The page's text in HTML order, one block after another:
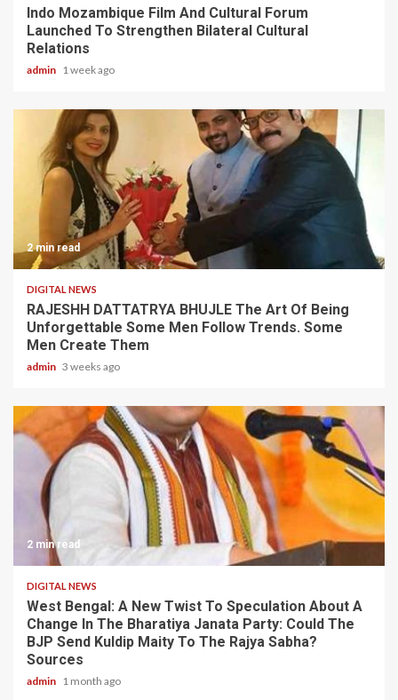
Indo Mozambique Film And Cultural Forum
Launched To Strengthen Bilateral Cultural
Relations
admin 1 week ago
2 min read
DIGITAL NEWS
RAJESHH DATTATRYA BHUJLE The Art Of Being
Unforgettable Some Men Follow Trends. Some
Men Create Them
admin 3 weeks ago
2 min read
DIGITAL NEWS
West Bengal: A New Twist To Speculation About A
Change In The Bharatiya Janata Party: Could The
BJP Send Kuldip Maity To The Rajya Sabha?
Sources
admin 1 month ago